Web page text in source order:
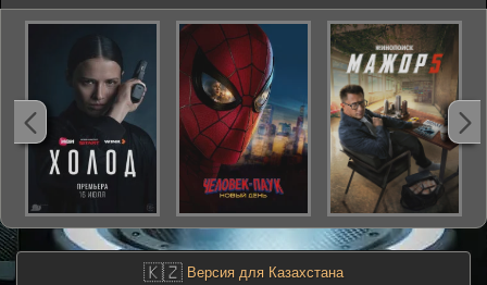
🇰🇿 Версия для Казахстана